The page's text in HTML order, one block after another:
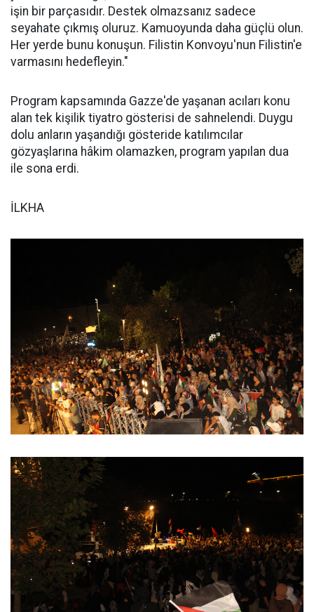
işin bir parçasıdır. Destek olmazsanız sadece
seyahate çıkmış oluruz. Kamuoyunda daha güçlü olun.
Her yerde bunu konuşun. Filistin Konvoyu'nun Filistin'e
varmasını hedefleyin."
Program kapsamında Gazze'de yaşanan acıları konu
alan tek kişilik tiyatro gösterisi de sahnelendi. Duygu
dolu anların yaşandığı gösteride katılımcılar
gözyaşlarına hâkim olamazken, program yapılan dua
ile sona erdi.
İLKHA